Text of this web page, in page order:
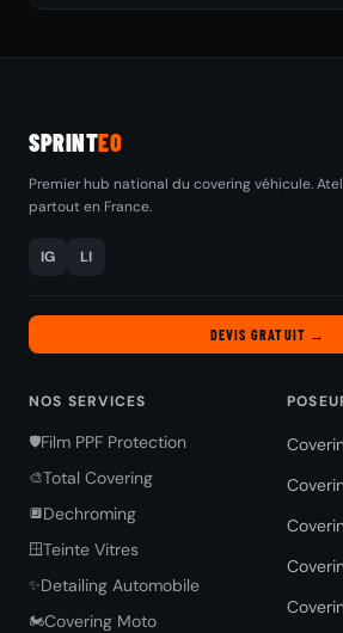
SPRINTEO
Premier hub national du covering véhicule.
partout en France.
IG LI
DEVIS GRATUIT →
NOS SERVICES
🛡️Film PPF Protection
🎨Total Covering
🔲Dechroming
🪟Teinte Vitres
✨Detailing Automobile
🏍️Covering Moto